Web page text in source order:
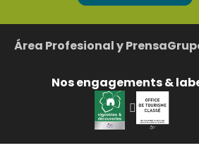
Área Profesional y Prensa
Nos engagements &